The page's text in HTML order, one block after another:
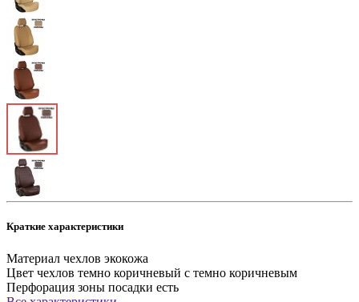
Краткие характеристики
Материал чехлов экокожа
Цвет чехлов темно коричневый с темно коричневым
Перфорация зоны посадки есть